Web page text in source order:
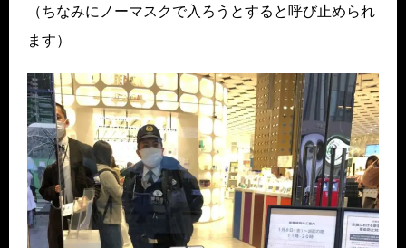
（ちなみにノーマスクで入ろうとすると呼び止められ
ます）